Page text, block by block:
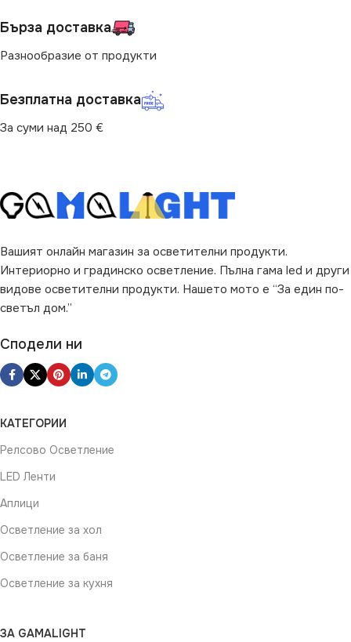
Бърза доставка
Разнообразие от продукти
Безплатна доставка
За суми над 250 €
Вашият онлайн магазин за осветителни продукти.
Интериорно и градинско осветление. Пълна гама led и други
видове осветителни продукти. Нашето мото е “За един по-
светъл дом.”
Сподели ни
КАТЕГОРИИ
Релсово Осветление
LED Ленти
Аплици
Осветление за хол
Осветление за баня
Осветление за кухня
ЗА GAMALIGHT